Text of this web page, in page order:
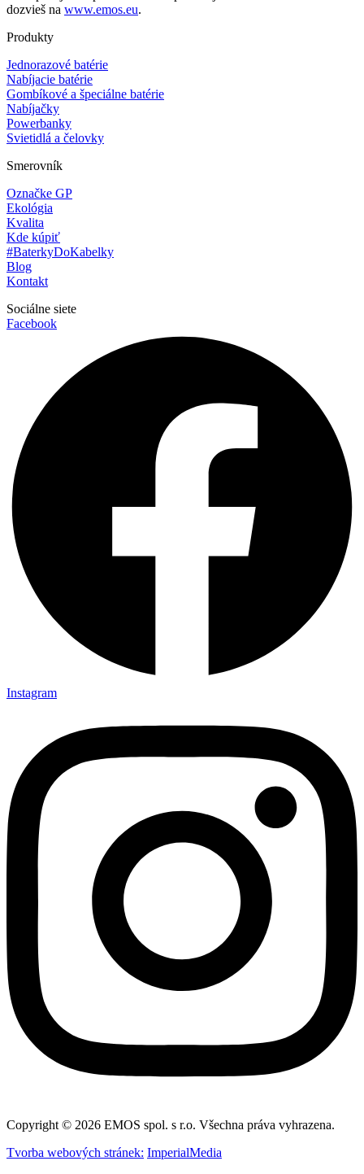
dozvieš na www.emos.eu.
Produkty
Jednorazové batérie
Nabíjacie batérie
Gombíkové a špeciálne batérie
Nabíjačky
Powerbanky
Svietidlá a čelovky
Smerovník
Označke GP
Ekológia
Kvalita
Kde kúpiť
#BaterkyDoKabelky
Blog
Kontakt
Sociálne siete
Facebook
Instagram
Copyright © 2026 EMOS spol. s r.o. Všechna práva vyhrazena.
Tvorba webových stránek: ImperialMedia